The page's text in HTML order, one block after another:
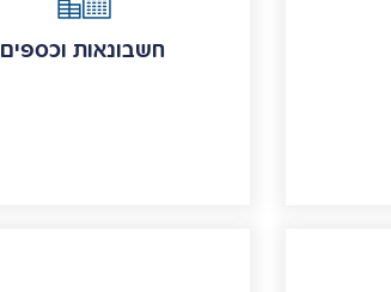
חשבונאות וכספים